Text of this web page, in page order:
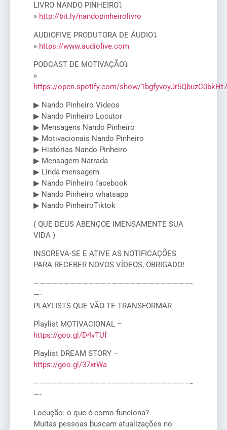
LIVRO NANDO PINHEIRO⤵
» http://bit.ly/nandopinheirolivro
AUDIOFIVE PRODUTORA DE ÁUDIO⤵
» https://www.audiofive.com
PODCAST DE MOTIVAÇÃO⤵
»
https://open.spotify.com/show/1bgfyvoyJr5QbuzC0bkHt7
▶ Nando Pinheiro Videos
▶ Nando Pinheiro Locutor
▶ Mensagens Nando Pinheiro
▶ Motivacionais Nando Pinheiro
▶ Histórias Nando Pinheiro
▶ Mensagem Narrada
▶ Linda mensagem
▶ Nando Pinheiro facebook
▶ Nando Pinheiro whatsapp
▶ Nando PinheiroTiktok
( QUE DEUS ABENÇOE IMENSAMENTE SUA
VIDA )
INSCREVA-SE E ATIVE AS NOTIFICAÇÕES
PARA RECEBER NOVOS VÍDEOS, OBRIGADO!
————————————–­­—————————————­
—-
PLAYLISTS QUE VÃO TE TRANSFORMAR
Playlist MOTIVACIONAL –
https://goo.gl/D4vTUf
Playlist DREAM STORY –
https://goo.gl/37xrWa
————————————–­­—————————————­
—-
Locução: o que é como funciona?
Muitas pessoas buscam atualizações no